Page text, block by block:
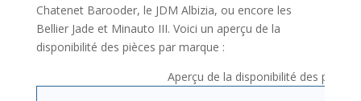
Chatenet Barooder, le JDM Albizia, ou encore les
Bellier Jade et Minauto III. Voici un aperçu de la
disponibilité des pièces par marque :
Aperçu de la disponibilité des